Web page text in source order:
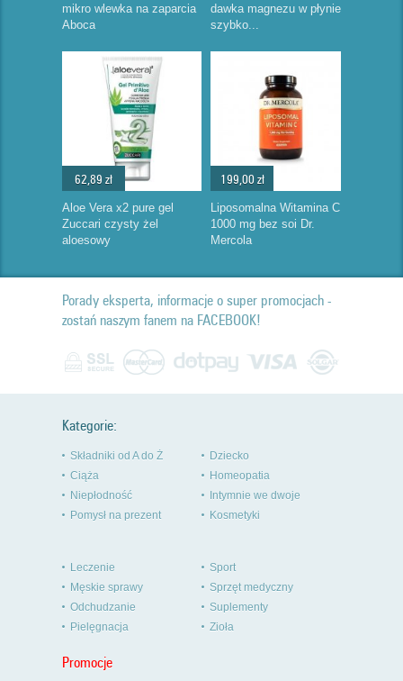
mikro wlewka na zaparcia
Aboca
dawka magnezu w płynie
szybko...
62,89 zł
Aloe Vera x2 pure gel
Zuccari czysty żel
aloesowy
199,00 zł
Liposomalna Witamina C
1000 mg bez soi Dr.
Mercola
Porady eksperta, informacje o super promocjach -
zostań naszym fanem na FACEBOOK!
Kategorie:
Składniki od A do Ż
Ciąża
Niepłodność
Pomysł na prezent
Dziecko
Homeopatia
Intymnie we dwoje
Kosmetyki
Leczenie
Męskie sprawy
Odchudzanie
Pielęgnacja
Sport
Sprzęt medyczny
Suplementy
Zioła
Promocje